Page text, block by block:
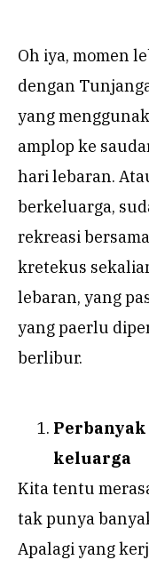
Oh iya, momen
dengan
yang
amplop ke
hari lebaran.
berkeluarga,
rekreasi
kretekus
lebaran, yang
yang paerlu
berlibur.
Perbanyak
keluarga
Kita tentu
tak punya
Apalagi yang